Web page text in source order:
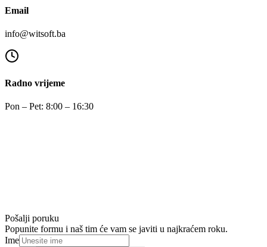
Email
info@witsoft.ba
Radno vrijeme
Pon – Pet: 8:00 – 16:30
Pošalji poruku
Popunite formu i naš tim će vam se javiti u najkraćem roku.
Ime